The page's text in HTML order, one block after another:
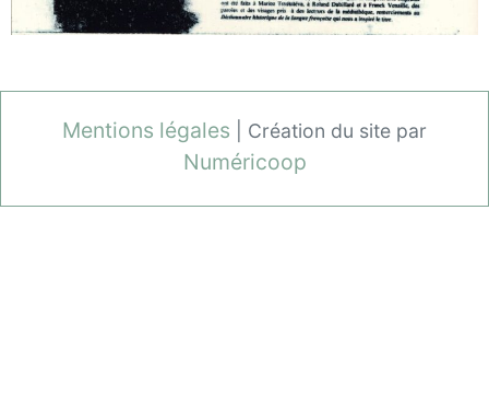
Mentions légales | Création du site par
Numéricoop